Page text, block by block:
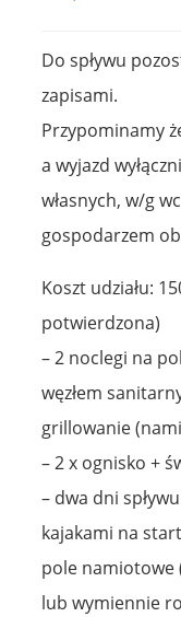
Do spływu
zapisami.
Przypominamy
a wyjazd
własnych, w/g
gospodarzem
Koszt udziału:
potwierdzona)
– 2 noclegi na
węzłem
grillowanie
– 2 x ognisko +
– dwa dni
kajakami na
pole namiotowe
lub wymiennie